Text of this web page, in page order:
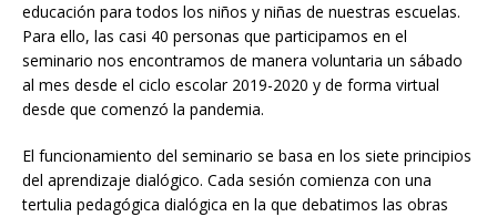
educación para todos los niños y niñas de nuestras escuelas.
Para ello, las casi 40 personas que participamos en el
seminario nos encontramos de manera voluntaria un sábado
al mes desde el ciclo escolar 2019-2020 y de forma virtual
desde que comenzó la pandemia.
El funcionamiento del seminario se basa en los siete principios
del aprendizaje dialógico. Cada sesión comienza con una
tertulia pedagógica dialógica en la que debatimos las obras